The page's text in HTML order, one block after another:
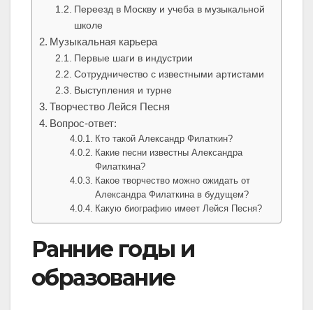
Переезд в Москву и учеба в музыкальной
школе
Музыкальная карьера
Первые шаги в индустрии
Сотрудничество с известными артистами
Выступления и турне
Творчество Лейся Песня
Вопрос-ответ:
Кто такой Александр Филаткин?
Какие песни известны Александра
Филаткина?
Какое творчество можно ожидать от
Александра Филаткина в будущем?
Какую биографию имеет Лейся Песня?
Ранние годы и
образование